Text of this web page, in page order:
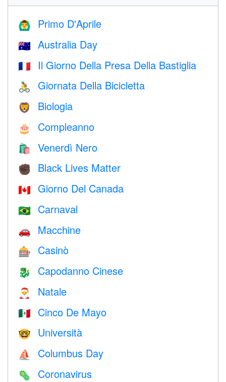
🙆‍♂️ Primo D'Aprile
🇦🇺 Australia Day
🇫🇷 Il Giorno Della Presa Della Bastiglia
🚴 Giornata Della Bicicletta
🦁 Biologia
🎂 Compleanno
🛍 Venerdì Nero
✊🏿 Black Lives Matter
🇨🇦 Giorno Del Canada
🇧🇷 Carnaval
🚗 Macchine
🎰 Casinò
🐉 Capodanno Cinese
🎅 Natale
🇲🇽 Cinco De Mayo
🤓 Università
⛵️ Columbus Day
🦠 Coronavirus